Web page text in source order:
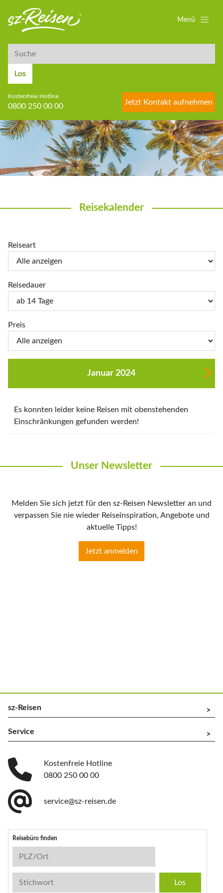
Suche
Los
Kostenfreie Hotline
0800 250 00 00
Jetzt Kontakt aufnehmen
Menü
Reisekalender
Reiseart
Reisedauer
Preis
Januar 2024
Es konnten leider keine Reisen mit obenstehenden
Einschränkungen gefunden werden!
Unser Newsletter
Melden Sie sich jetzt für den sz-Reisen Newsletter an und
verpassen Sie nie wieder Reiseinspiration, Angebote und
aktuelle Tipps!
Jetzt anmelden
sz-Reisen ^
Service ^
Kostenfreie Hotline
0800 250 00 00
service@sz-reisen.de
Reisebüro finden
Reisebüro-Suche
PLZ/Ort